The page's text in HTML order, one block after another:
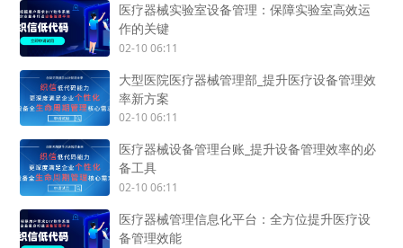
医疗器械实验室设备管理：保障实验室高效运
作的关键
02-10 06:11
大型医院医疗器械管理部_提升医疗设备管理效
率新方案
02-10 06:11
医疗器械设备管理台账_提升设备管理效率的必
备工具
02-10 06:11
医疗器械管理信息化平台：全方位提升医疗设
备管理效能